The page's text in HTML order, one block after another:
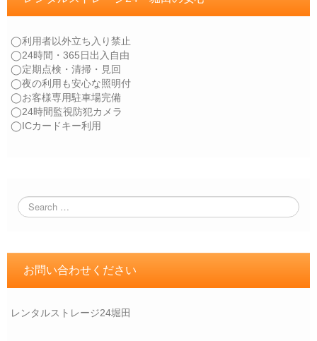
◯利用者以外立ち入り禁止
◯24時間・365日出入自由
◯定期点検・清掃・見回
◯夜の利用も安心な照明付
◯お客様専用駐車場完備
◯24時間監視防犯カメラ
◯ICカードキー利用
お問い合わせください
レンタルストレージ24堀田